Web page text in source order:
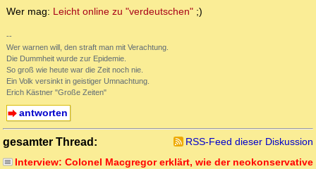
Wer mag: Leicht online zu "verdeutschen" ;)
--
Wer warnen will, den straft man mit Verachtung.
Die Dummheit wurde zur Epidemie.
So groß wie heute war die Zeit noch nie.
Ein Volk versinkt in geistiger Umnachtung.
Erich Kästner "Große Zeiten"
antworten
gesamter Thread:
RSS-Feed dieser Diskussion
Interview: Colonel Macgregor erklärt, wie der neokonservative